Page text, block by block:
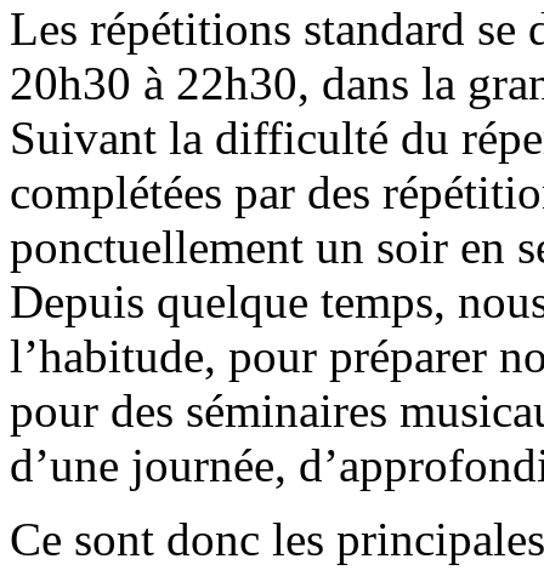
Les répétitions standard
20h30 à 22h30, dans la
Suivant la difficulté du
complétées par des
ponctuellement un soir en
Depuis quelque temps,
l’habitude, pour préparer
pour des séminaires
d’une journée,
Ce sont donc les